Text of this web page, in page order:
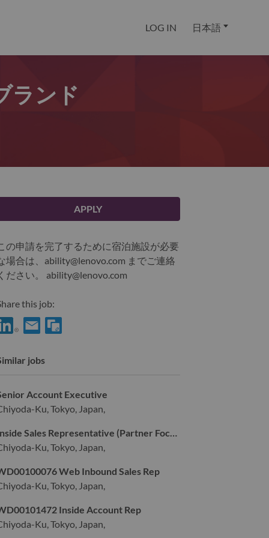
LOG IN 日本語
ランド
APPLY
の申請を完了するために宿泊施設が必要
場合は、ability@lenovo.com までご連絡
ださい。 ability@lenovo.com
this job:
jobs
Account Executive
Ku, Tokyo, Japan,
Inside Sales Representative (Partner Focused)
Ku, Tokyo, Japan,
Web Inbound Sales Rep
Ku, Tokyo, Japan,
Inside Account Rep
Ku, Tokyo, Japan,